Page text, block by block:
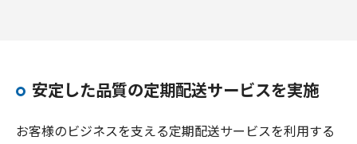
安定した品質の定期配送サービスを実施
お客様のビジネスを支える定期配送サービスを利用する